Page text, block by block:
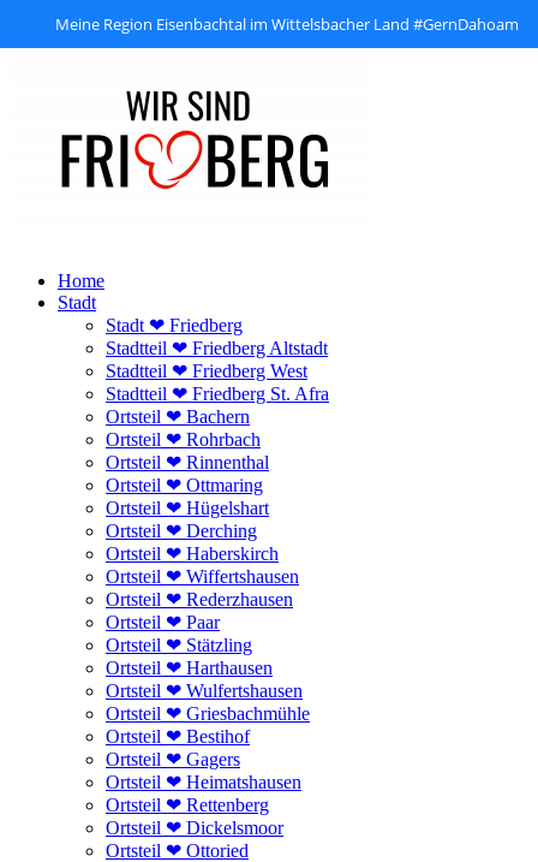
Meine Region Eisenbachtal im Wittelsbacher Land #GernDahoam
Home
Stadt
Stadt ❤ Friedberg
Stadtteil ❤ Friedberg Altstadt
Stadtteil ❤ Friedberg West
Stadtteil ❤ Friedberg St. Afra
Ortsteil ❤ Bachern
Ortsteil ❤ Rohrbach
Ortsteil ❤ Rinnenthal
Ortsteil ❤ Ottmaring
Ortsteil ❤ Hügelshart
Ortsteil ❤ Derching
Ortsteil ❤ Haberskirch
Ortsteil ❤ Wiffertshausen
Ortsteil ❤ Rederzhausen
Ortsteil ❤ Paar
Ortsteil ❤ Stätzling
Ortsteil ❤ Harthausen
Ortsteil ❤ Wulfertshausen
Ortsteil ❤ Griesbachmühle
Ortsteil ❤ Bestihof
Ortsteil ❤ Gagers
Ortsteil ❤ Heimatshausen
Ortsteil ❤ Rettenberg
Ortsteil ❤ Dickelsmoor
Ortsteil ❤ Ottoried